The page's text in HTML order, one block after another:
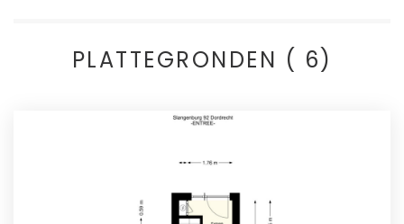
PLATTEGRONDEN ( 6)